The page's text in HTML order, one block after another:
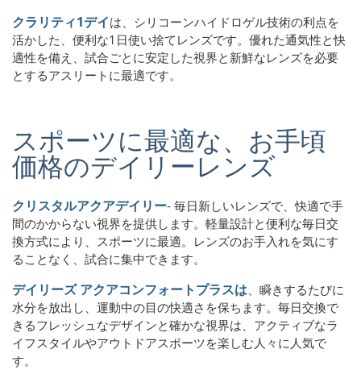
クラリティ1デイは、シリコーンハイドロゲル技術の利点を
活かした、便利な1日使い捨てレンズです。優れた通気性と快
適性を備え、試合ごとに安定した視界と新鮮なレンズを必要
とするアスリートに最適です。
スポーツに最適な、お手頃
価格のデイリーレンズ
クリスタルアクアデイリー- 毎日新しいレンズで、快適で手
間のかからない視界を提供します。軽量設計と便利な毎日交
換方式により、スポーツに最適。レンズのお手入れを気にす
ることなく、試合に集中できます。
デイリーズ アクアコンフォートプラスは、瞬きするたびに
水分を放出し、運動中の目の快適さを保ちます。毎日交換で
きるフレッシュなデザインと確かな視界は、アクティブなラ
イフスタイルやアウトドアスポーツを楽しむ人々に人気で
す。